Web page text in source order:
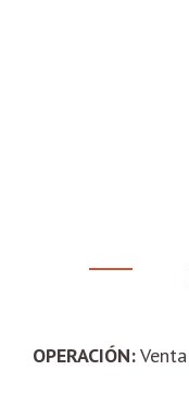
OPERACIÓN:Venta